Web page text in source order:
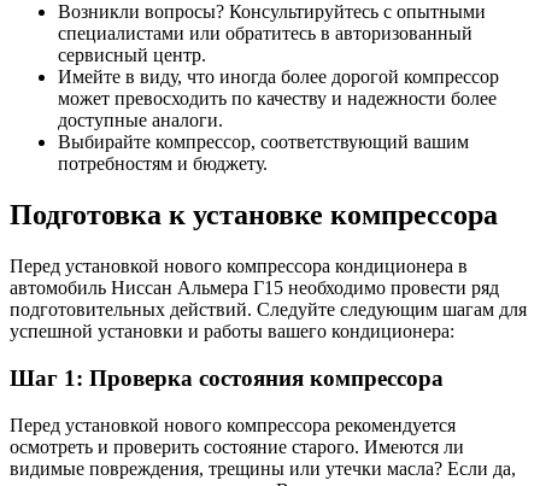
Возникли вопросы? Консультируйтесь с опытными
специалистами или обратитесь в авторизованный
сервисный центр.
Имейте в виду, что иногда более дорогой компрессор
может превосходить по качеству и надежности более
доступные аналоги.
Выбирайте компрессор, соответствующий вашим
потребностям и бюджету.
Подготовка к установке компрессора
Перед установкой нового компрессора кондиционера в
автомобиль Ниссан Альмера Г15 необходимо провести ряд
подготовительных действий. Следуйте следующим шагам для
успешной установки и работы вашего кондиционера:
Шаг 1: Проверка состояния компрессора
Перед установкой нового компрессора рекомендуется
осмотреть и проверить состояние старого. Имеются ли
видимые повреждения, трещины или утечки масла? Если да,